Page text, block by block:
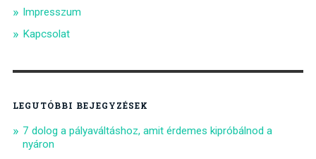
Impresszum
Kapcsolat
LEGUTÓBBI BEJEGYZÉSEK
7 dolog a pályaváltáshoz, amit érdemes kipróbálnod a
nyáron